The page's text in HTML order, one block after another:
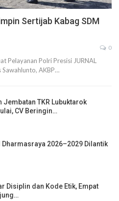
Sertijab Kabag SDM
0
Pelayanan Polri Presisi JURNAL
AKBP…
Jembatan TKR Lubuktarok
CV Beringin…
Dharmasraya 2026–2029 Dilantik
Disiplin dan Kode Etik, Empat